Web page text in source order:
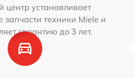
центр устанавливает
запчасти техники Miele и
гарантию до 3 лет.